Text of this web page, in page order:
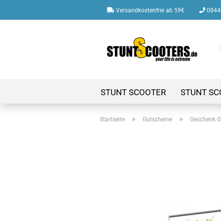
Versandkostenfrei ab 59€
STUNT SCOOTER STUNT
Startseite » Gutscheine » Geschenk